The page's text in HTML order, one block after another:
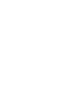
na tela.